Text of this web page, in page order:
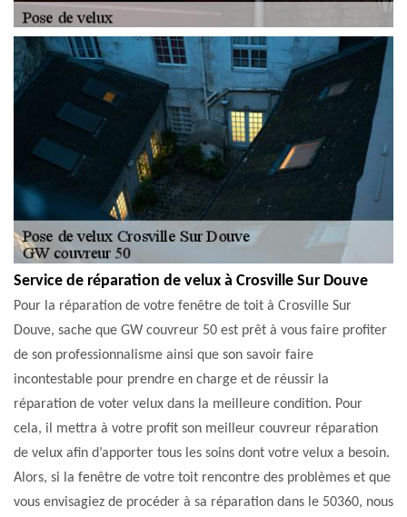
Service de réparation de velux à Crosville Sur Douve
Pour la réparation de votre fenêtre de toit à Crosville Sur
Douve, sache que GW couvreur 50 est prêt à vous faire profiter
de son professionnalisme ainsi que son savoir faire
incontestable pour prendre en charge et de réussir la
réparation de voter velux dans la meilleure condition. Pour
cela, il mettra à votre profit son meilleur couvreur réparation
de velux afin d’apporter tous les soins dont votre velux a besoin.
Alors, si la fenêtre de votre toit rencontre des problèmes et que
vous envisagiez de procéder à sa réparation dans le 50360, nous